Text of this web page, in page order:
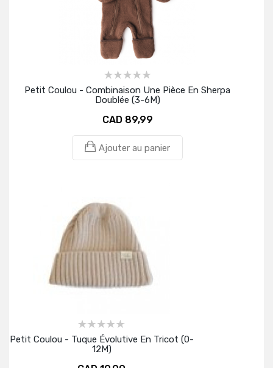
Petit Coulou - Combinaison Une Pièce En Sherpa
Doublée (3-6M)
CAD 89,99
Ajouter au panier
Petit Coulou - Tuque Évolutive En Tricot (0-
12M)